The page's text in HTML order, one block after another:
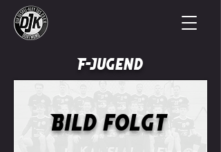
F-Jugend
Bild folgt